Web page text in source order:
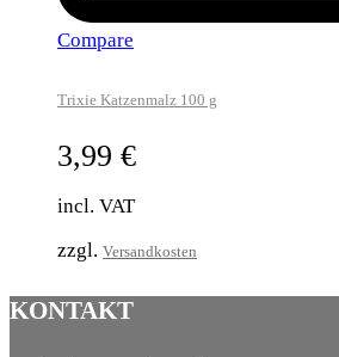
Compare
Trixie Katzenmalz 100 g
3,99 €
incl. VAT
zzgl. Versandkosten
KONTAKT